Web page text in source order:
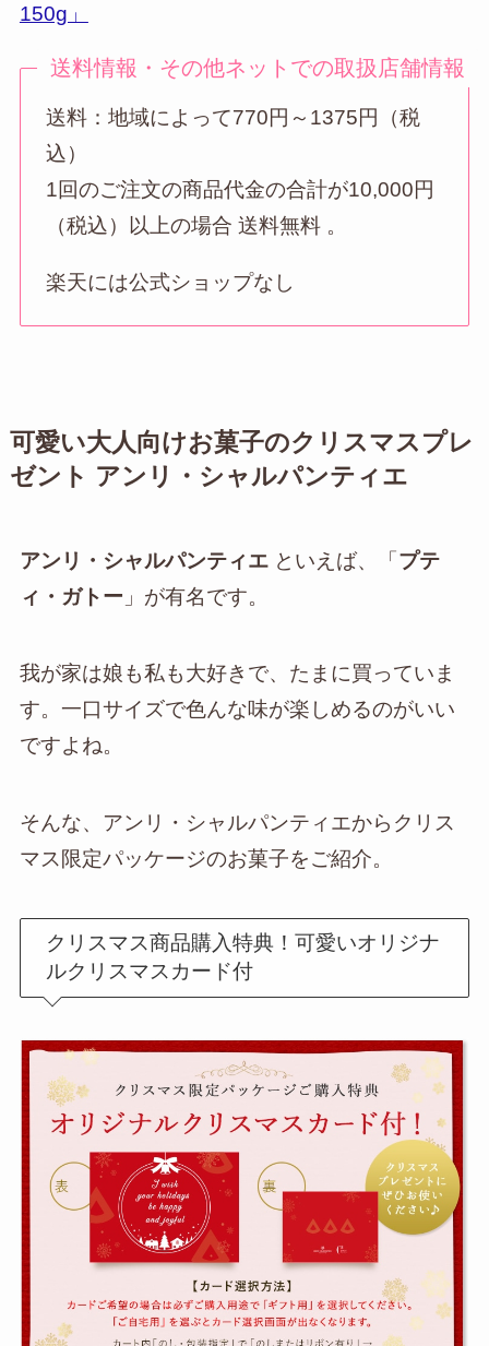
150g」
送料情報・その他ネットでの取扱店舗情報
送料：地域によって770円～1375円（税
込）
1回のご注文の商品代金の合計が10,000円
（税込）以上の場合 送料無料 。
楽天には公式ショップなし
可愛い大人向けお菓子のクリスマスプレ
ゼント アンリ・シャルパンティエ
アンリ・シャルパンティエといえば、「 プテ
ィ・ガトー 」が有名です。
我が家は娘も私も大好きで、たまに買っていま
す。一口サイズで色んな味が楽しめるのがいい
ですよね。
そんな、アンリ・シャルパンティエからクリス
マス限定パッケージのお菓子をご紹介。
クリスマス商品購入特典！可愛いオリジナ
ルクリスマスカード付